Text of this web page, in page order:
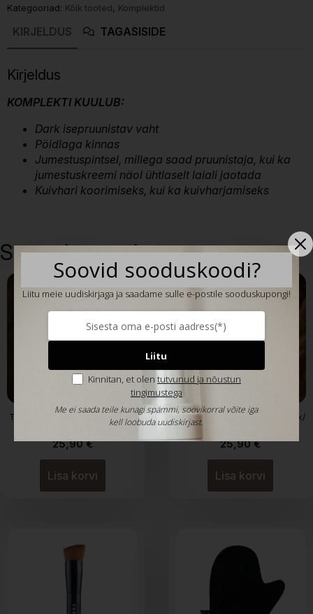
-
hoolduskomplekt
toodet)
Kategooriad: Kõik tooted, Komplektid
KIRJELDUS TAGASISIDE
Kirjeldus
KOMPLEKTI KUULUB:
Dark isepruunistav vaht
Pöidlaga kinnas
Jumestuspintsel, millega saad pruunistaja, kui ka
jumestuskreemi näol ühtlaselt laiali jaotada
Kuivhari koorimiseks, kui ka kuivharjamiseks
Seotud tooted
Tanly isepruunistav vaht – Ultra
Dark/ Ülitume 150ml
25,90€
Lisa korvi
Tanly isepruunistav vaht – Dark/
25,90€
Lisa korvi
Soovid sooduskoodi?
Liitu meie uudiskirjaga ja saadame sulle e-postile sooduskupongi!
Liitu
Kinnitan, et olen tutvunud ja nõustun
tingimustega
Me ei saada teile kunagi spämmi, soovikorral võite iga
kell loobuda uudiskirjast.